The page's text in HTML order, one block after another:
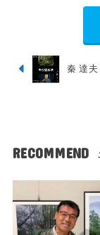
秦 達
RECOMMEND